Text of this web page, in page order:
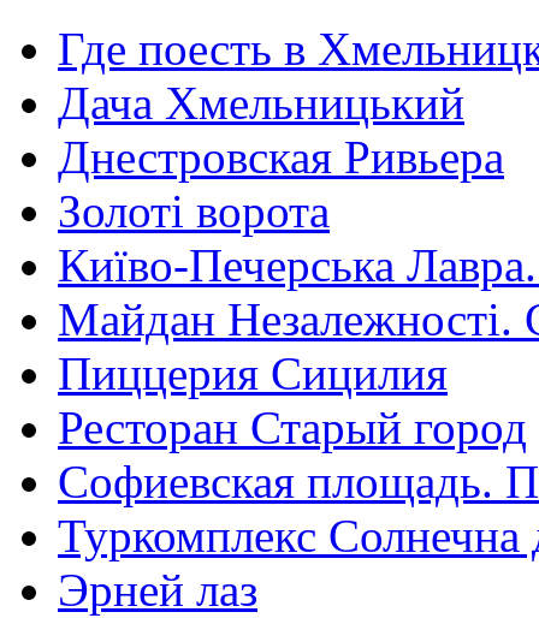
Где поесть в
Дача Хмельницький
Днестровская Ривьера
Золоті ворота
Київо-Печерська
Майдан Незалежності.
Пиццерия Сицилия
Ресторан Старый город
Софиевская площадь.
Туркомплекс Солнечна
Эрней лаз